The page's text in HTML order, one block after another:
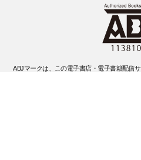
ABJマークは、この電子書店・電子書籍配信